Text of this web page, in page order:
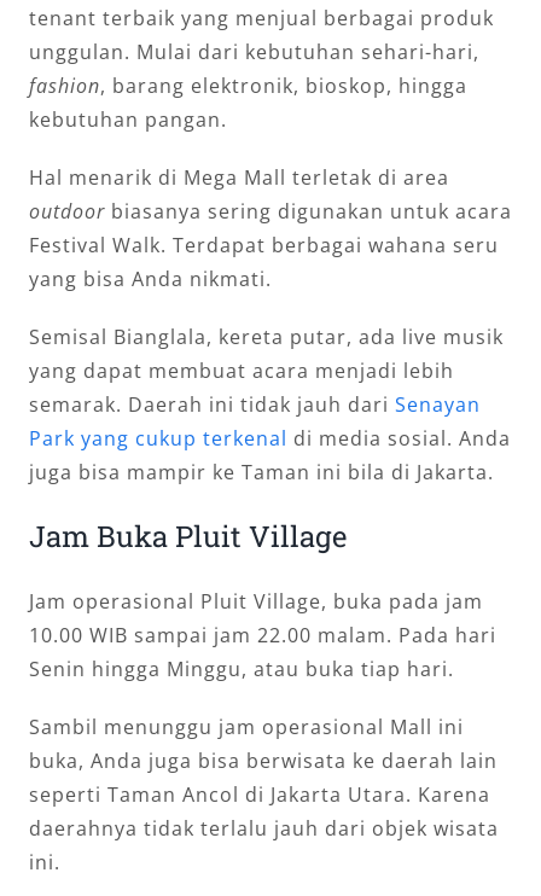
tenant terbaik yang menjual berbagai produk
unggulan. Mulai dari kebutuhan sehari-hari,
fashion, barang elektronik, bioskop, hingga
kebutuhan pangan.
Hal menarik di Mega Mall terletak di area
outdoor biasanya sering digunakan untuk acara
Festival Walk. Terdapat berbagai wahana seru
yang bisa Anda nikmati.
Semisal Bianglala, kereta putar, ada live musik
yang dapat membuat acara menjadi lebih
semarak. Daerah ini tidak jauh dari Senayan
Park yang cukup terkenal di media sosial. Anda
juga bisa mampir ke Taman ini bila di Jakarta.
Jam Buka Pluit Village
Jam operasional Pluit Village, buka pada jam
10.00 WIB sampai jam 22.00 malam. Pada hari
Senin hingga Minggu, atau buka tiap hari.
Sambil menunggu jam operasional Mall ini
buka, Anda juga bisa berwisata ke daerah lain
seperti Taman Ancol di Jakarta Utara. Karena
daerahnya tidak terlalu jauh dari objek wisata
ini.